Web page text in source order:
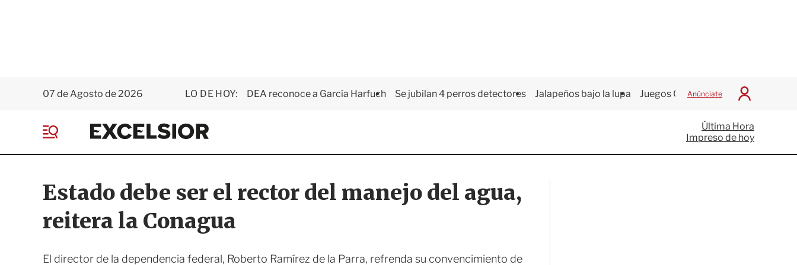
07 de Agosto de 2026 LO DE HOY: DEA reconoce a García Harfuch Se jubilan 4 perros detectores Jalapeños bajo la lupa Juegos Centroamericanos
Anúnciate
I
c
i
a
E
x
e
r
e
Última Hora
Impreso de hoy
Estado debe ser el rector del manejo del agua,
reitera la Conagua
El director de la dependencia federal, Roberto Ramírez de la Parra, refrenda su convencimiento de